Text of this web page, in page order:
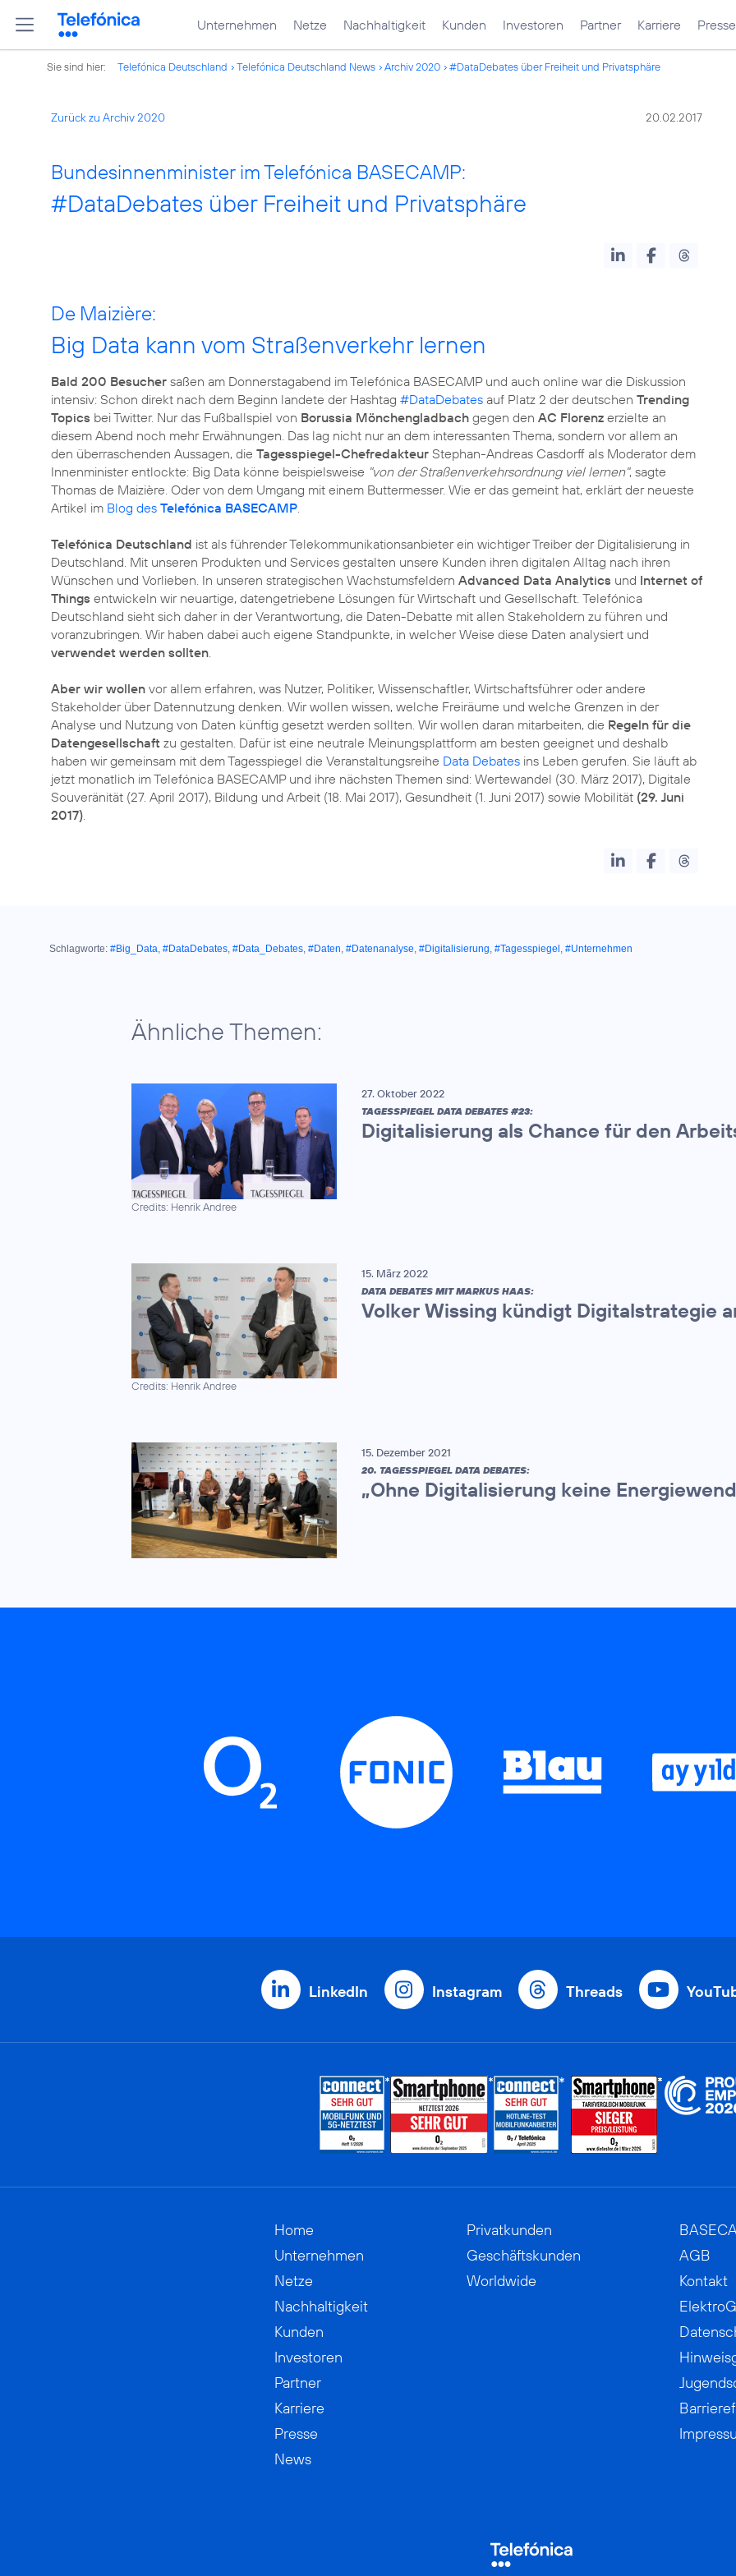
Unternehmen Netze Nachhaltigkeit Kunden Investoren Partner Karriere Presse
Sie sind hier: Telefónica Deutschland Telefónica Deutschland News Archiv 2020 #DataDebates über Freiheit und Privatsphäre
Zurück zu Archiv 2020 20.02.2017
Bundesinnenminister im Telefónica BASECAMP:
#DataDebates über Freiheit und Privatsphäre
De Maizière:
Big Data kann vom Straßenverkehr lernen
Bald 200 Besucher saßen am Donnerstagabend im Telefónica BASECAMP und auch online war die Diskussion
intensiv: Schon direkt nach dem Beginn landete der Hashtag #DataDebates auf Platz 2 der deutschen Trending
Topics bei Twitter. Nur das Fußballspiel von Borussia Mönchengladbach gegen den AC Florenz erzielte an
diesem Abend noch mehr Erwähnungen. Das lag nicht nur an dem interessanten Thema, sondern vor allem an
den überraschenden Aussagen, die Tagesspiegel-Chefredakteur Stephan-Andreas Casdorff als Moderator dem
Innenminister entlockte: Big Data könne beispielsweise "von der Straßenverkehrsordnung viel lernen", sagte
Thomas de Maizière. Oder von dem Umgang mit einem Buttermesser. Wie er das gemeint hat, erklärt der neueste
Artikel im Blog des Telefónica BASECAMP.
Telefónica Deutschland ist als führender Telekommunikationsanbieter ein wichtiger Treiber der Digitalisierung in
Deutschland. Mit unseren Produkten und Services gestalten unsere Kunden ihren digitalen Alltag nach ihren
Wünschen und Vorlieben. In unseren strategischen Wachstumsfeldern Advanced Data Analytics und Internet of
Things entwickeln wir neuartige, datengetriebene Lösungen für Wirtschaft und Gesellschaft. Telefónica
Deutschland sieht sich daher in der Verantwortung, die Daten-Debatte mit allen Stakeholdern zu führen und
voranzubringen. Wir haben dabei auch eigene Standpunkte, in welcher Weise diese Daten analysiert und
verwendet werden sollten.
Aber wir wollen vor allem erfahren, was Nutzer, Politiker, Wissenschaftler, Wirtschaftsführer oder andere
Stakeholder über Datennutzung denken. Wir wollen wissen, welche Freiräume und welche Grenzen in der
Analyse und Nutzung von Daten künftig gesetzt werden sollten. Wir wollen daran mitarbeiten, die Regeln für die
Datengesellschaft zu gestalten. Dafür ist eine neutrale Meinungsplattform am besten geeignet und deshalb
haben wir gemeinsam mit dem Tagesspiegel die Veranstaltungsreihe Data Debates ins Leben gerufen. Sie läuft ab
jetzt monatlich im Telefónica BASECAMP und ihre nächsten Themen sind: Wertewandel (30. März 2017), Digitale
Souveränität (27. April 2017), Bildung und Arbeit (18. Mai 2017), Gesundheit (1. Juni 2017) sowie Mobilität (29. Juni
2017).
Schlagworte: #Big_Data, #DataDebates, #Data_Debates, #Daten, #Datenanalyse, #Digitalisierung, #Tagesspiegel , #Unternehmen
Ähnliche Themen:
Credits: Henrik Andree
27. Oktober 2022
TAGESSPIEGEL DATA DEBATES #23:
Digitalisierung als Chance für den
Credits: Henrik Andree
15. März 2022
DATA DEBATES MIT MARKUS HAAS:
Volker Wissing kündigt Digitalstrategie
15. Dezember 2021
20. TAGESSPIEGEL DATA DEBATES:
„Ohne Digitalisierung keine
LinkedIn Instagram Threads
Home
Unternehmen
Netze
Nachhaltigkeit
Kunden
Investoren
Partner
Karriere
Presse
News
Privatkunden
Geschäftskunden
Worldwide
AGB
Kontakt